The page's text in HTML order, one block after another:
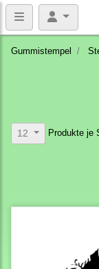
Gummistempel
12 Produkte je